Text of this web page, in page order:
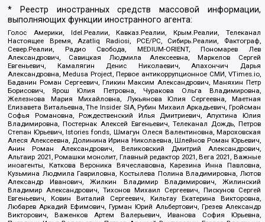
* Реестр иностранных средств массовой информации,
выполняющих функции иностранного агента:
Голос Америки, Idel.Реалии, Кавказ.Реалии, Крым.Реалии, Телеканал
Настоящее Время, Azatliq Radiosi, PCE/PC, Сибирь.Реалии, Фактограф,
Север.Реалии, Радио Свобода, MEDIUM-ORIENT, Пономарев Лев
Александрович, Савицкая Людмила Алексеевна, Маркелов Сергей
Евгеньевич, Камалягин Денис Николаевич, Апахончич Дарья
Александровна, Medusa Project, Первое антикоррупционное СМИ, VTimes.io,
Баданин Роман Сергеевич, Гликин Максим Александрович, Маняхин Петр
Борисович, Ярош Юлия Петровна, Чуракова Ольга Владимировна,
Железнова Мария Михайловна, Лукьянова Юлия Сергеевна, Маетная
Елизавета Витальевна, The Insider SIA, Рубин Михаил Аркадьевич, Гройсман
Софья Романовна, Рождественский Илья Дмитриевич, Апухтина Юлия
Владимировна, Постернак Алексей Евгеньевич, Телеканал Дождь, Петров
Степан Юрьевич, Istories fonds, Шмагун Олеся Валентиновна, Мароховская
Алеся Алексеевна, Долинина Ирина Николаевна, Шлейнов Роман Юрьевич,
Анин Роман Александрович, Великовский Дмитрий Александрович,
Альтаир 2021, Ромашки монолит, Главный редактор 2021, Вега 2021, Важные
иноагенты, Каткова Вероника Вячеславовна, Карезина Инна Павловна,
Кузьмина Людмила Гавриловна, Костылева Полина Владимировна, Лютов
Александр Иванович, Жилкин Владимир Владимирович, Жилинский
Владимир Александрович, Тихонов Михаил Сергеевич, Пискунов Сергей
Евгеньевич, Ковин Виталий Сергеевич, Кильтау Екатерина Викторовна,
Любарев Аркадий Ефимович, Гурман Юрий Альбертович, Грезев Александр
Викторович, Важенков Артем Валерьевич, Иванова София Юрьевна,